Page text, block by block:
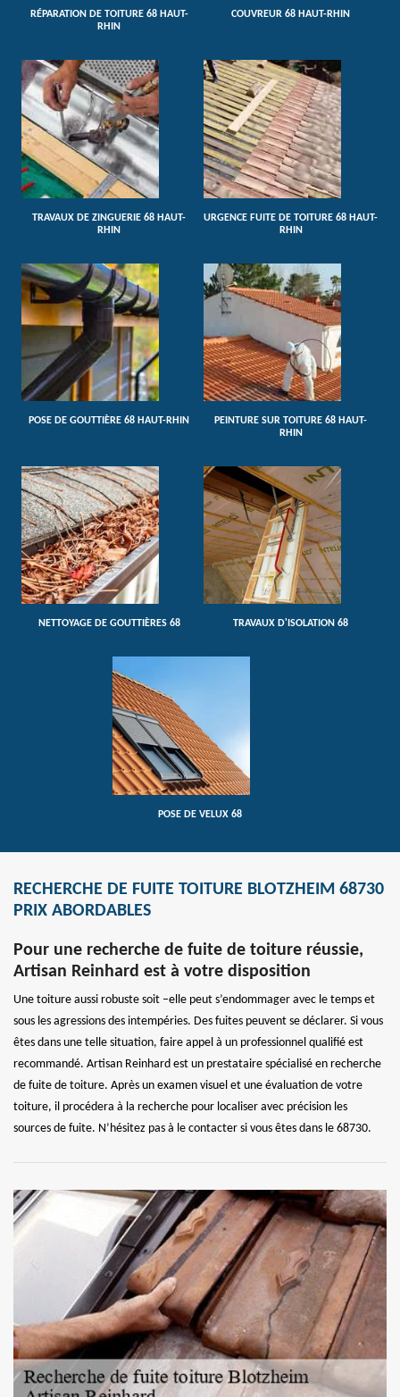
RÉPARATION DE TOITURE 68 HAUT-
RHIN
COUVREUR 68 HAUT-RHIN
TRAVAUX DE ZINGUERIE 68 HAUT-
RHIN
URGENCE FUITE DE TOITURE 68 HAUT-
RHIN
POSE DE GOUTTIÈRE 68 HAUT-RHIN
PEINTURE SUR TOITURE 68 HAUT-
RHIN
NETTOYAGE DE GOUTTIÈRES 68 TRAVAUX D'ISOLATION 68
POSE DE VELUX 68
RECHERCHE DE FUITE TOITURE BLOTZHEIM 68730
PRIX ABORDABLES
Pour une recherche de fuite de toiture réussie,
Artisan Reinhard est à votre disposition
Une toiture aussi robuste soit –elle peut s’endommager avec le temps et
sous les agressions des intempéries. Des fuites peuvent se déclarer. Si vous
êtes dans une telle situation, faire appel à un professionnel qualifié est
recommandé. Artisan Reinhard est un prestataire spécialisé en recherche
de fuite de toiture. Après un examen visuel et une évaluation de votre
toiture, il procédera à la recherche pour localiser avec précision les
sources de fuite. N’hésitez pas à le contacter si vous êtes dans le 68730.